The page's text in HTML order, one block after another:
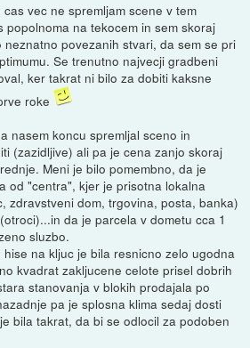
vec ne spremljam scene v tem
popolnoma na tekocem in sem skoraj
povezanih stvari, da sem se pri
Se trenutno najvecji gradbeni
ker takrat ni bilo za dobiti kaksne
roke
nasem koncu spremljal sceno in
(zazidljive) ali pa je cena zanjo skoraj
Meni je bilo pomembno, da je
od "centra", kjer je prisotna lokalna
zdravstveni dom, trgovina, posta, banka)
da je parcela v dometu cca 1
sluzbo.
na kljuc je bila resnicno zelo ugodna
kvadrat zakljucene celote prisel dobrih
stanovanja v blokih prodajala po
pa je splosna klima sedaj dosti
bila takrat, da bi se odlocil za podoben